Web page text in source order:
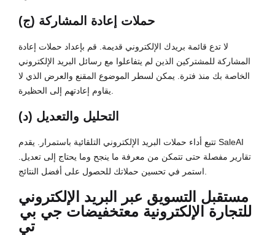
(ج) حملات إعادة المشاركة
لا تدع قائمة بريدك الإلكتروني قديمة. قم بإعداد حملات إعادة
المشاركة للمشتركين الذين لم يتفاعلوا مع رسائل البريد الإلكتروني
الخاصة بك منذ فترة. يمكن لسطر الموضوع المقنع والعرض الذي لا
(د) التحليل والتعديل
تتبع أداء حملات البريد الإلكتروني التلقائية باستمرار. يقدم SaleAI
تقارير مفصلة حتى تتمكن من معرفة ما ينجح وما يحتاج إلى تعديل.
مستقبل التسويق عبر البريد الإلكتروني
للتجارة الإلكترونية معتخفيضات جي بي
تي